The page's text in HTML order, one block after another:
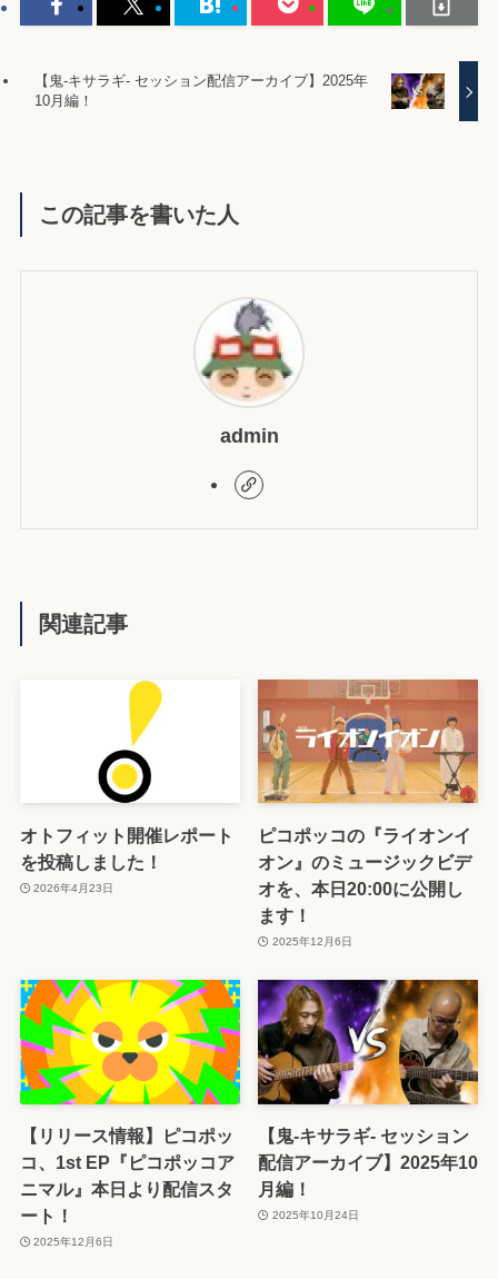
【鬼-キサラギ- セッション配信アーカイブ】2025年
10月編！
この記事を書いた人
admin
関連記事
オトフィット開催レポート
を投稿しました！
2026年4月23日
ピコポッコの『ライオンイ
オン』のミュージックビデ
オを、本日20:00に公開し
ます！
2025年12月6日
【リリース情報】ピコポッ
コ、1st EP『ピコポッコア
ニマル』本日より配信スタ
ート！
2025年12月6日
【鬼-キサラギ- セッション
配信アーカイブ】2025年10
月編！
2025年10月24日